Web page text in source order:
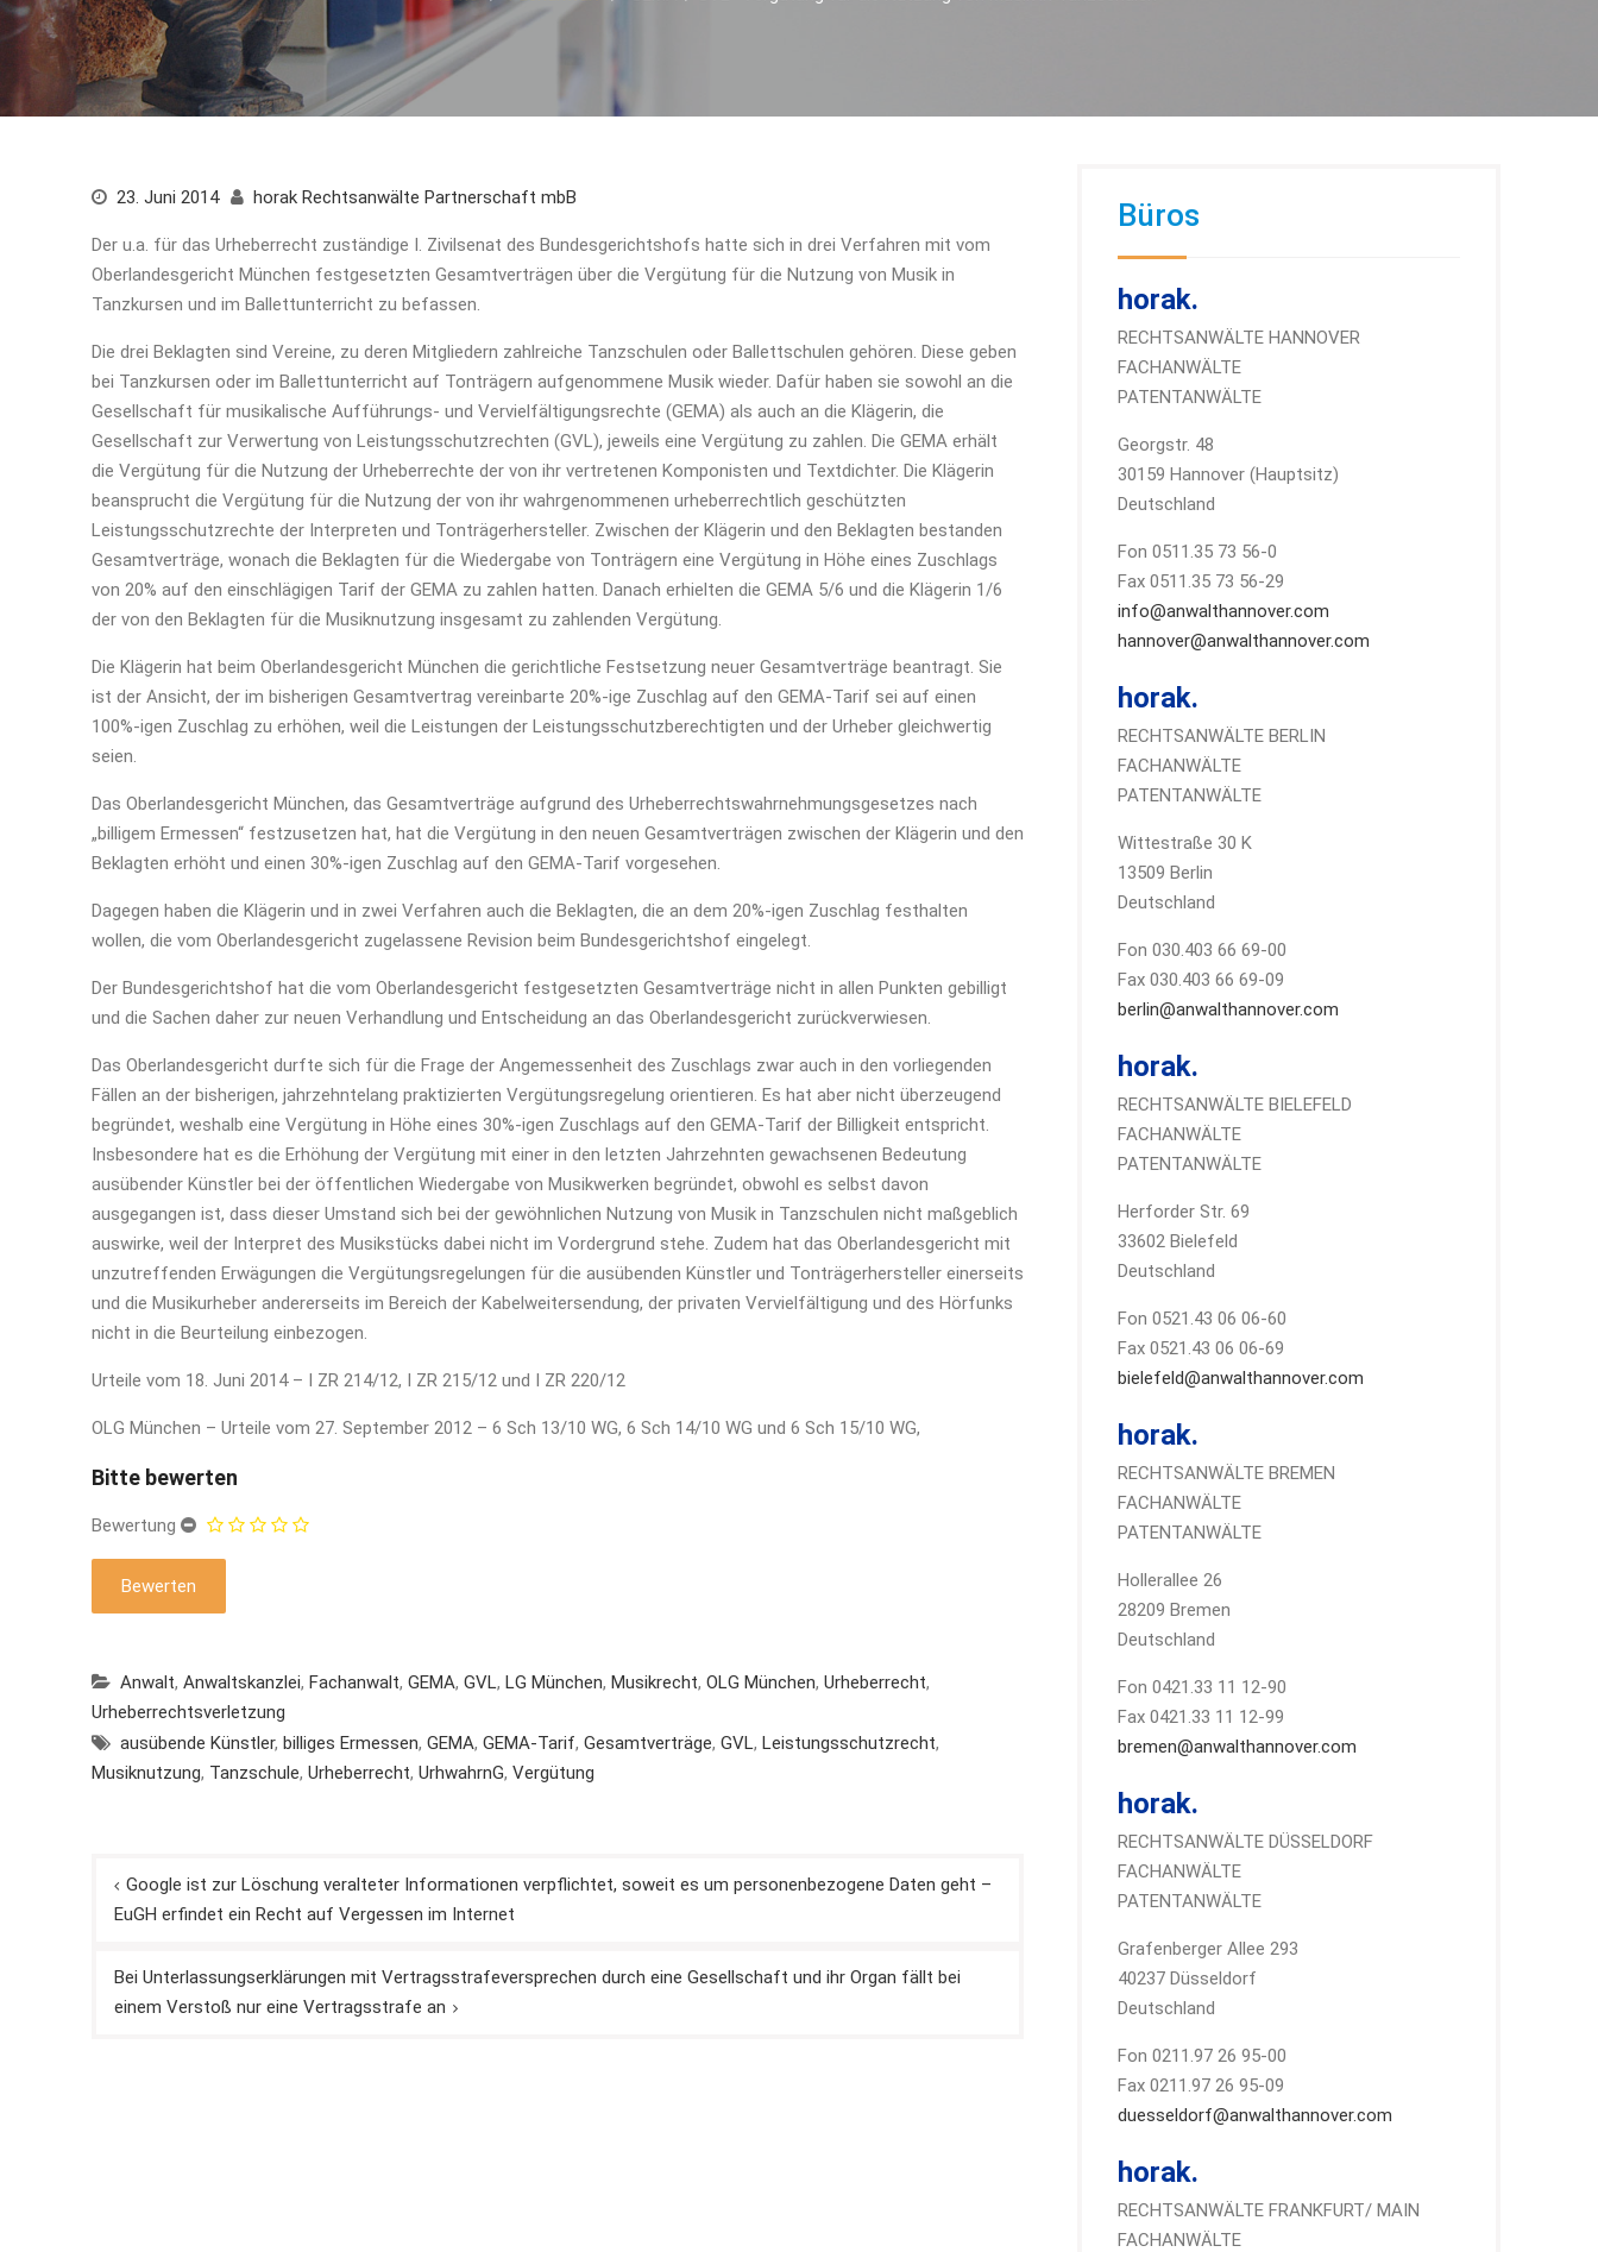
23. Juni 2014 horak Rechtsanwälte Partnerschaft mbB
Der u.a. für das Urheberrecht zuständige I. Zivilsenat des Bundesgerichtshofs hatte sich in drei Verfahren mit vom
Oberlandesgericht München festgesetzten Gesamtverträgen über die Vergütung für die Nutzung von Musik in
Tanzkursen und im Ballettunterricht zu befassen.
Die drei Beklagten sind Vereine, zu deren Mitgliedern zahlreiche Tanzschulen oder Ballettschulen gehören. Diese geben
bei Tanzkursen oder im Ballettunterricht auf Tonträgern aufgenommene Musik wieder. Dafür haben sie sowohl an die
Gesellschaft für musikalische Aufführungs- und Vervielfältigungsrechte (GEMA) als auch an die Klägerin, die
Gesellschaft zur Verwertung von Leistungsschutzrechten (GVL), jeweils eine Vergütung zu zahlen. Die GEMA erhält
die Vergütung für die Nutzung der Urheberrechte der von ihr vertretenen Komponisten und Textdichter. Die Klägerin
beansprucht die Vergütung für die Nutzung der von ihr wahrgenommenen urheberrechtlich geschützten
Leistungsschutzrechte der Interpreten und Tonträgerhersteller. Zwischen der Klägerin und den Beklagten bestanden
Gesamtverträge, wonach die Beklagten für die Wiedergabe von Tonträgern eine Vergütung in Höhe eines Zuschlags
von 20% auf den einschlägigen Tarif der GEMA zu zahlen hatten. Danach erhielten die GEMA 5/6 und die Klägerin 1/6
der von den Beklagten für die Musiknutzung insgesamt zu zahlenden Vergütung.
Die Klägerin hat beim Oberlandesgericht München die gerichtliche Festsetzung neuer Gesamtverträge beantragt. Sie
ist der Ansicht, der im bisherigen Gesamtvertrag vereinbarte 20%-ige Zuschlag auf den GEMA-Tarif sei auf einen
100%-igen Zuschlag zu erhöhen, weil die Leistungen der Leistungsschutzberechtigten und der Urheber gleichwertig
seien.
Das Oberlandesgericht München, das Gesamtverträge aufgrund des Urheberrechtswahrnehmungsgesetzes nach
„billigem Ermessen“ festzusetzen hat, hat die Vergütung in den neuen Gesamtverträgen zwischen der Klägerin und den
Beklagten erhöht und einen 30%-igen Zuschlag auf den GEMA-Tarif vorgesehen.
Dagegen haben die Klägerin und in zwei Verfahren auch die Beklagten, die an dem 20%-igen Zuschlag festhalten
wollen, die vom Oberlandesgericht zugelassene Revision beim Bundesgerichtshof eingelegt.
Der Bundesgerichtshof hat die vom Oberlandesgericht festgesetzten Gesamtverträge nicht in allen Punkten gebilligt
und die Sachen daher zur neuen Verhandlung und Entscheidung an das Oberlandesgericht zurückverwiesen.
Das Oberlandesgericht durfte sich für die Frage der Angemessenheit des Zuschlags zwar auch in den vorliegenden
Fällen an der bisherigen, jahrzehntelang praktizierten Vergütungsregelung orientieren. Es hat aber nicht überzeugend
begründet, weshalb eine Vergütung in Höhe eines 30%-igen Zuschlags auf den GEMA-Tarif der Billigkeit entspricht.
Insbesondere hat es die Erhöhung der Vergütung mit einer in den letzten Jahrzehnten gewachsenen Bedeutung
ausübender Künstler bei der öffentlichen Wiedergabe von Musikwerken begründet, obwohl es selbst davon
ausgegangen ist, dass dieser Umstand sich bei der gewöhnlichen Nutzung von Musik in Tanzschulen nicht maßgeblich
auswirke, weil der Interpret des Musikstücks dabei nicht im Vordergrund stehe. Zudem hat das Oberlandesgericht mit
unzutreffenden Erwägungen die Vergütungsregelungen für die ausübenden Künstler und Tonträgerhersteller einerseits
und die Musikurheber andererseits im Bereich der Kabelweitersendung, der privaten Vervielfältigung und des Hörfunks
nicht in die Beurteilung einbezogen.
Urteile vom 18. Juni 2014 – I ZR 214/12, I ZR 215/12 und I ZR 220/12
OLG München – Urteile vom 27. September 2012 – 6 Sch 13/10 WG, 6 Sch 14/10 WG und 6 Sch 15/10 WG,
Bitte bewerten
Bewertung
Anwalt, Anwaltskanzlei, Fachanwalt, GEMA, GVL, LG München, Musikrecht, OLG München, Urheberrecht,
Urheberrechtsverletzung
ausübende Künstler, billiges Ermessen, GEMA, GEMA-Tarif, Gesamtverträge, GVL, Leistungsschutzrecht,
Musiknutzung, Tanzschule, Urheberrecht, UrhwahrnG, Vergütung
Beitragsnavigation
Google ist zur Löschung veralteter Informationen verpflichtet, soweit es um personenbezogene Daten geht –
EuGH erfindet ein Recht auf Vergessen im Internet
Bei Unterlassungserklärungen mit Vertragsstrafeversprechen durch eine Gesellschaft und ihr Organ fällt bei
einem Verstoß nur eine Vertragsstrafe an
Büros
horak.
RECHTSANWÄLTE HANNOVER
FACHANWÄLTE
PATENTANWÄLTE
Georgstr. 48
30159 Hannover (Hauptsitz)
Deutschland
Fon 0511.35 73 56-0
Fax 0511.35 73 56-29
info@anwalthannover.com
hannover@anwalthannover.com
horak.
RECHTSANWÄLTE BERLIN
FACHANWÄLTE
PATENTANWÄLTE
Wittestraße 30 K
13509 Berlin
Deutschland
Fon 030.403 66 69-00
Fax 030.403 66 69-09
berlin@anwalthannover.com
horak.
RECHTSANWÄLTE BIELEFELD
FACHANWÄLTE
PATENTANWÄLTE
Herforder Str. 69
33602 Bielefeld
Deutschland
Fon 0521.43 06 06-60
Fax 0521.43 06 06-69
bielefeld@anwalthannover.com
horak.
RECHTSANWÄLTE BREMEN
FACHANWÄLTE
PATENTANWÄLTE
Hollerallee 26
28209 Bremen
Deutschland
Fon 0421.33 11 12-90
Fax 0421.33 11 12-99
bremen@anwalthannover.com
horak.
RECHTSANWÄLTE DÜSSELDORF
FACHANWÄLTE
PATENTANWÄLTE
Grafenberger Allee 293
40237 Düsseldorf
Deutschland
Fon 0211.97 26 95-00
Fax 0211.97 26 95-09
duesseldorf@anwalthannover.com
horak.
RECHTSANWÄLTE FRANKFURT/ MAIN
FACHANWÄLTE